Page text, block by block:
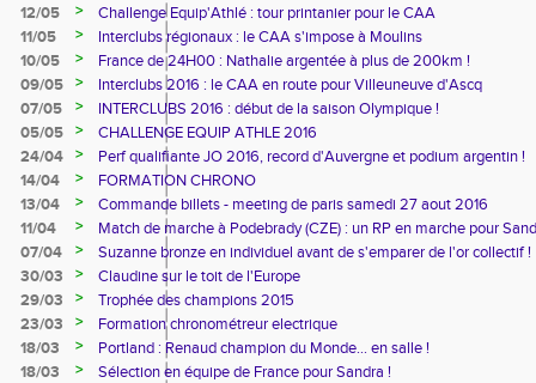
12/05
>
Challenge Equip'Athlé : tour printanier pour le CAA
11/05
>
Interclubs régionaux : le CAA s'impose à Moulins
10/05
>
France de 24H00 : Nathalie argentée à plus de 200km !
09/05
>
Interclubs 2016 : le CAA en route pour Villeuneuve d'Ascq
07/05
>
INTERCLUBS 2016 : début de la saison Olympique !
05/05
>
CHALLENGE EQUIP ATHLE 2016
24/04
>
Perf qualifiante JO 2016, record d'Auvergne et podium argentin !
14/04
>
FORMATION CHRONO
13/04
>
Commande billets - meeting de paris samedi 27 aout 2016
11/04
>
Match de marche à Podebrady (CZE) : un RP en marche pour
!
07/04 >
Suzanne bronze en individuel avant de s'emparer de l'or collectif !
30/03
>
Claudine sur le toit de l'Europe
29/03
>
Trophée des champions 2015
23/03
>
Formation chronométreur electrique
18/03
>
Portland : Renaud champion du Monde... en salle !
18/03
>
Sélection en équipe de France pour Sandra !